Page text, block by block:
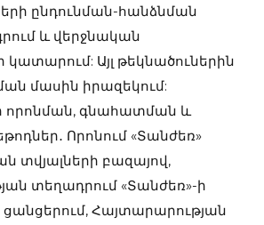
ընդունման-հանձնման
և վերջնական
Այլ թեկնածուներին
մասին իրազեկում:
որոնման, գնահատման և
Որոնում «Տանժեռ»
տվյալների բազայով,
տեղադրում «Տանժեռ»-ի
ցանցերում, Հայտարարության